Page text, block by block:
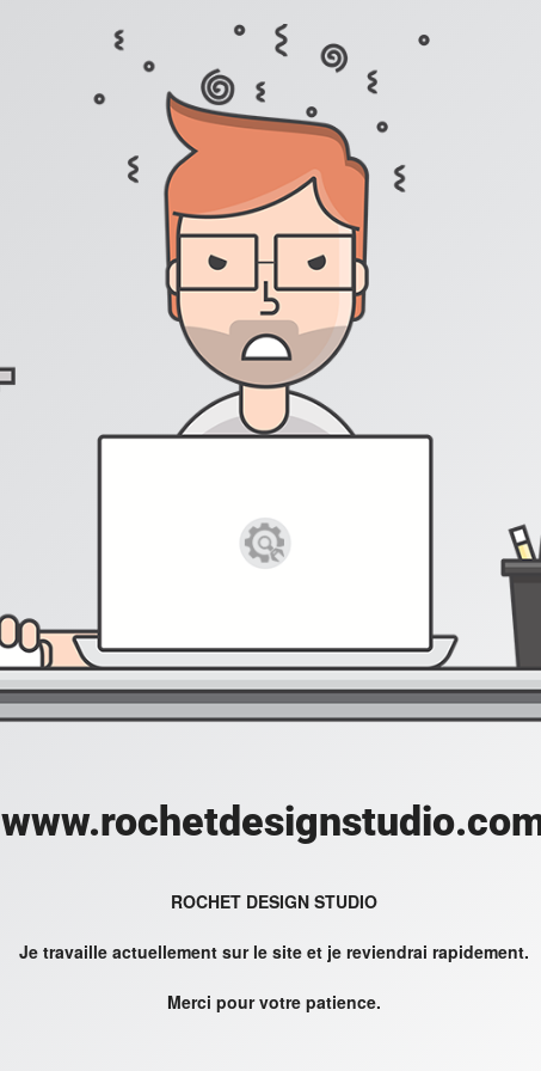
ROCHET DESIGN STUDIO
Je travaille actuellement sur le site et je reviendrai rapidement.
Merci pour votre patience.